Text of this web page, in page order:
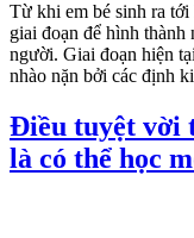
Từ khi em bé sinh ra
giai đoạn để hình thành
người. Giai đoạn hiện
nhào nặn bởi các định
Điều tuyệt vời
là có thể học